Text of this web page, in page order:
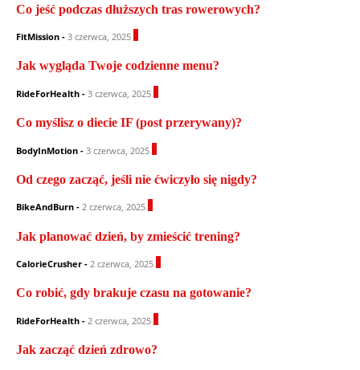
Co jeść podczas dłuższych tras rowerowych?
FitMission - 3 czerwca, 2025
Jak wygląda Twoje codzienne menu?
RideForHealth - 3 czerwca, 2025
Co myślisz o diecie IF (post przerywany)?
BodyInMotion - 3 czerwca, 2025
Od czego zacząć, jeśli nie ćwiczyło się nigdy?
BikeAndBurn - 2 czerwca, 2025
Jak planować dzień, by zmieścić trening?
CalorieCrusher - 2 czerwca, 2025
Co robić, gdy brakuje czasu na gotowanie?
RideForHealth - 2 czerwca, 2025
Jak zacząć dzień zdrowo?